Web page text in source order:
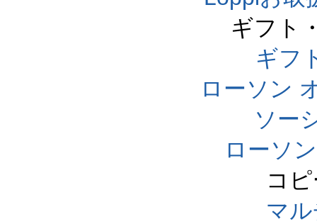
ギフト
ギフ
ローソン
ソー
ローソ
コ
マ